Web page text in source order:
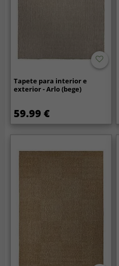
Tapete para interior e
exterior - Arlo (bege)
59.99 €